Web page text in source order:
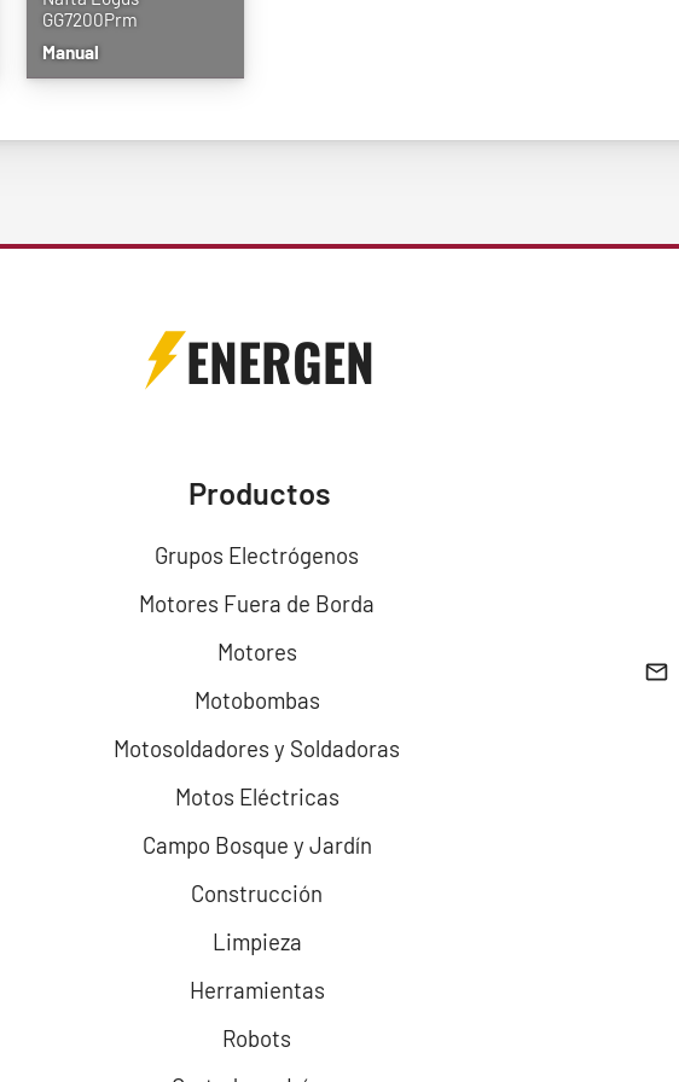
GG7200Prm
Manual
ENERGEN
Productos
Grupos Electrógenos
Motores Fuera de Borda
Motores
Motobombas
Motosoldadores y Soldadoras
Motos Eléctricas
Campo Bosque y Jardín
Construcción
Limpieza
Herramientas
Robots